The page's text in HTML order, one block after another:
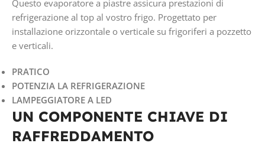
Questo evaporatore a piastre assicura prestazioni di
refrigerazione al top al vostro frigo. Progettato per
installazione orizzontale o verticale su frigoriferi a pozzetto
e verticali.
PRATICO
POTENZIA LA REFRIGERAZIONE
LAMPEGGIATORE A LED
UN COMPONENTE CHIAVE DI
RAFFREDDAMENTO